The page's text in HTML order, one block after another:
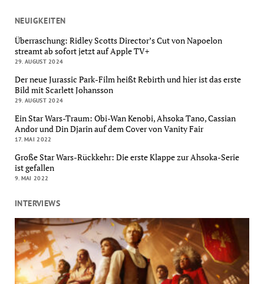
NEUIGKEITEN
Überraschung: Ridley Scotts Director’s Cut von Napoelon
streamt ab sofort jetzt auf Apple TV+
29. AUGUST 2024
Der neue Jurassic Park-Film heißt Rebirth und hier ist das erste
Bild mit Scarlett Johansson
29. AUGUST 2024
Ein Star Wars-Traum: Obi-Wan Kenobi, Ahsoka Tano, Cassian
Andor und Din Djarin auf dem Cover von Vanity Fair
17. MAI 2022
Große Star Wars-Rückkehr: Die erste Klappe zur Ahsoka-Serie
ist gefallen
9. MAI 2022
INTERVIEWS